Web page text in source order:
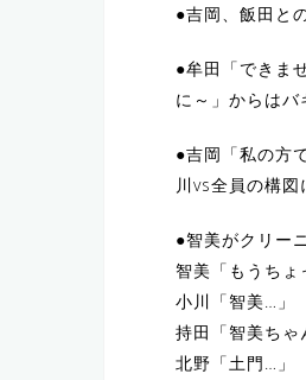
●吉岡、飯田と
●牟田「できま
に～」からはバ
●吉岡「私の方
川vs全員の構図
●智美がクリー
智美「もうちょ
小川「智美…」
持田「智美ちゃ
北野「土門…」